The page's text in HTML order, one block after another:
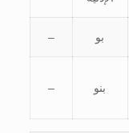
بو –
بنو –